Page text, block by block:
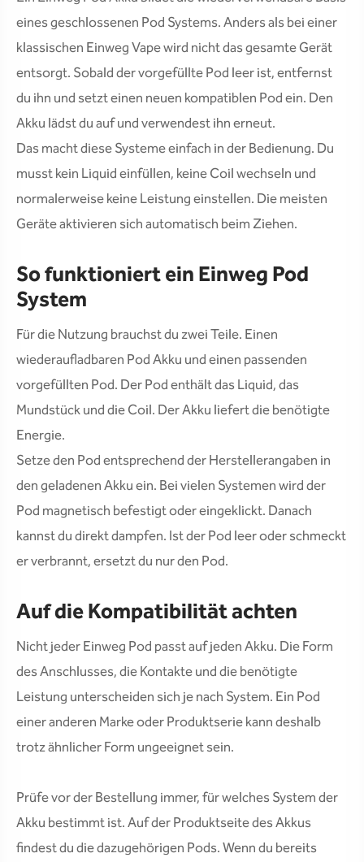
eines geschlossenen Pod Systems. Anders als bei einer
klassischen Einweg Vape wird nicht das gesamte Gerät
entsorgt. Sobald der vorgefüllte Pod leer ist, entfernst
du ihn und setzt einen neuen kompatiblen Pod ein. Den
Akku lädst du auf und verwendest ihn erneut.
Das macht diese Systeme einfach in der Bedienung. Du
musst kein Liquid einfüllen, keine Coil wechseln und
normalerweise keine Leistung einstellen. Die meisten
Geräte aktivieren sich automatisch beim Ziehen.
So funktioniert ein Einweg Pod
System
Für die Nutzung brauchst du zwei Teile. Einen
wiederaufladbaren Pod Akku und einen passenden
vorgefüllten Pod. Der Pod enthält das Liquid, das
Mundstück und die Coil. Der Akku liefert die benötigte
Energie.
Setze den Pod entsprechend der Herstellerangaben in
den geladenen Akku ein. Bei vielen Systemen wird der
Pod magnetisch befestigt oder eingeklickt. Danach
kannst du direkt dampfen. Ist der Pod leer oder schmeckt
er verbrannt, ersetzt du nur den Pod.
Auf die Kompatibilität achten
Nicht jeder Einweg Pod passt auf jeden Akku. Die Form
des Anschlusses, die Kontakte und die benötigte
Leistung unterscheiden sich je nach System. Ein Pod
einer anderen Marke oder Produktserie kann deshalb
trotz ähnlicher Form ungeeignet sein.
Prüfe vor der Bestellung immer, für welches System der
Akku bestimmt ist. Auf der Produktseite des Akkus
findest du die dazugehörigen Pods. Wenn du bereits